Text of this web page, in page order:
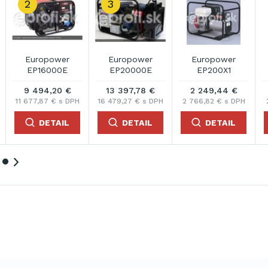
€
€ s DPH
DETAIL
Europower
2 249,44 €
2 766,82 € s DPH
DETAIL
Europower
2 423,97 €
2 981,48 € s DPH
DETAIL
1 073,33 €